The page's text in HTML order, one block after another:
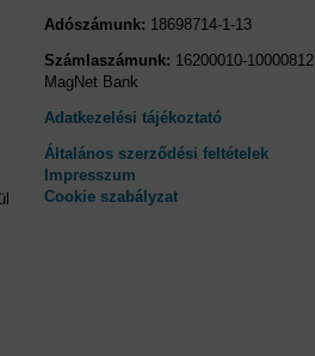
Adószámunk: 18698714-1-13
Számlaszámunk: 16200010-10000812
MagNet Bank
Adatkezelési tájékoztató
Általános szerződési feltételek
Impresszum
Cookie szabályzat